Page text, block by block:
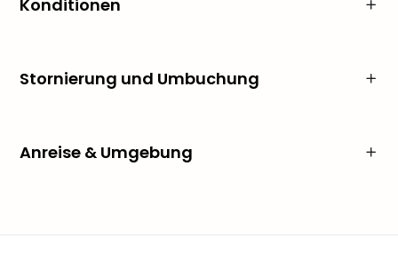
Konditionen
Stornierung und Umbuchung
Anreise & Umgebung